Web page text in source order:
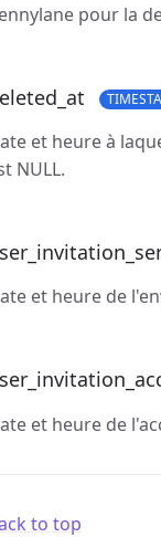
pour la
et heure à
NULL.
et heure de
et heure de
to top